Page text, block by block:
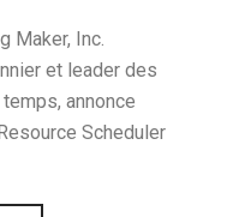
Maker, Inc.
et leader des
annonce
Scheduler